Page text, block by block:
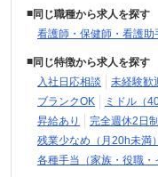
同じ職種から求人を探す
看護師・保健師・看護助
同じ特徴から求人を探す
入社日応相談
未経験歓
ブランクOK
ミドル（
昇給あり
完全週休2日制
残業少なめ（月20h未満）
各種手当（家族・役職・